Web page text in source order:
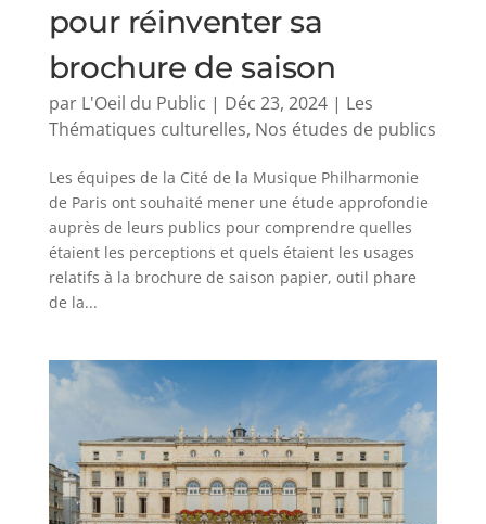
pour réinventer sa
brochure de saison
par L'Oeil du Public | Déc 23, 2024| Les
Thématiques culturelles, Nos études de publics
Les équipes de la Cité de la Musique Philharmonie
de Paris ont souhaité mener une étude approfondie
auprès de leurs publics pour comprendre quelles
étaient les perceptions et quels étaient les usages
relatifs à la brochure de saison papier, outil phare
de la...